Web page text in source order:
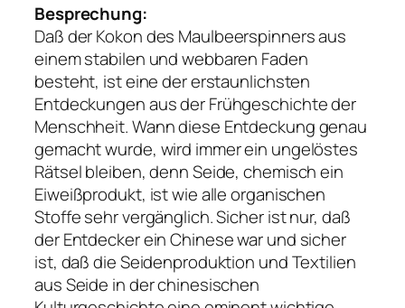
Besprechung:
Daß der Kokon des Maulbeerspinners aus
einem stabilen und webbaren Faden
besteht, ist eine der erstaunlichsten
Entdeckungen aus der Frühgeschichte der
Menschheit. Wann diese Entdeckung genau
gemacht wurde, wird immer ein ungelöstes
Rätsel bleiben, denn Seide, chemisch ein
Eiweißprodukt, ist wie alle organischen
Stoffe sehr vergänglich. Sicher ist nur, daß
der Entdecker ein Chinese war und sicher
ist, daß die Seidenproduktion und Textilien
aus Seide in der chinesischen